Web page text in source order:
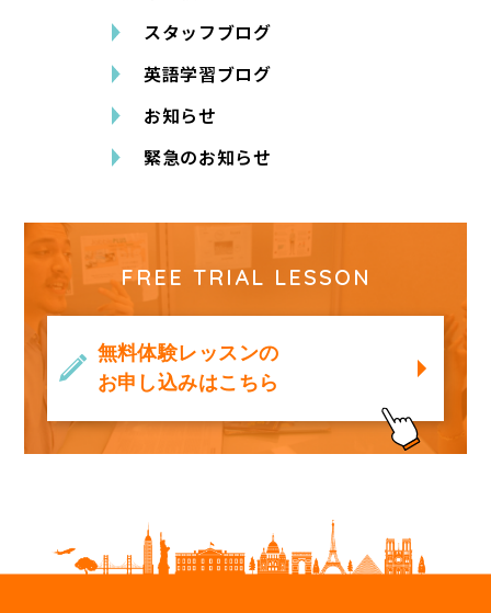
スタッフブログ
英語学習ブログ
お知らせ
緊急のお知らせ
FREE TRIAL LESSON
無料体験レッスンの
お申し込みはこちら